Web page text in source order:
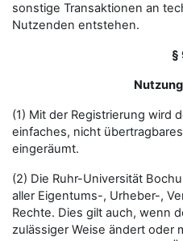
sonstige Transaktionen an
Nutzenden entstehen.
§
(1) Mit der Registrierung wird
einfaches, nicht
eingeräumt.
(2) Die Ruhr-Universität
aller Eigentums-, Urheber-,
Rechte. Dies gilt auch, wenn
zulässiger Weise ändert oder